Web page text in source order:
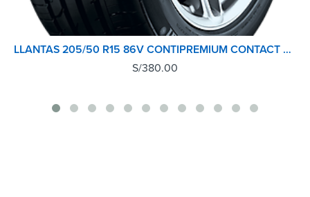
LLANTAS 205/50 R15 86V CONTIPREMIUM CONTACT 2 CONTINENTAL TL
S/380.00